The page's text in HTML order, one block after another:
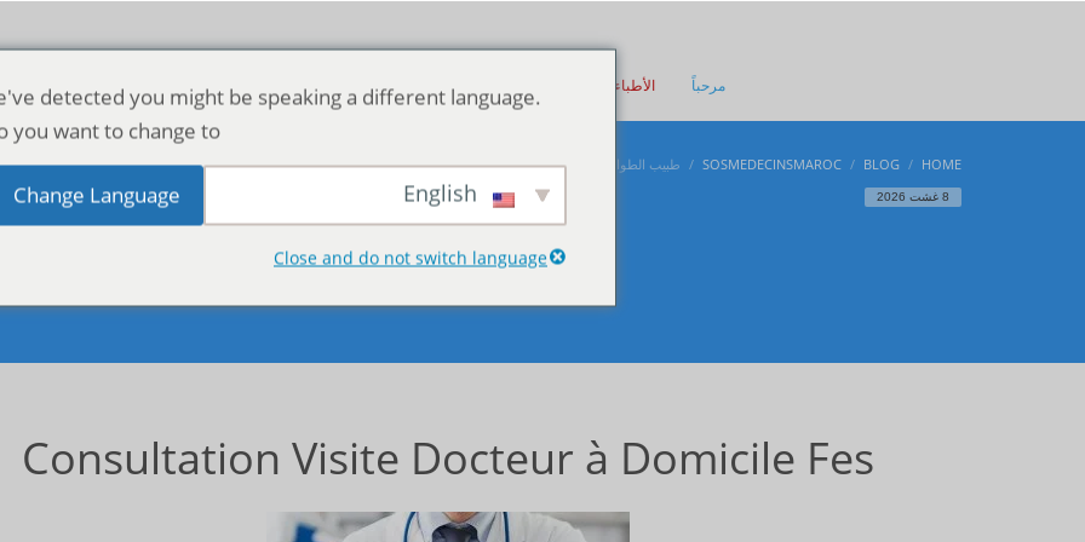
مرحباً الأطباء طبيب المنزل كازابلانكا طبيب منزلي في المغرب
HOME
BLOG
SOSMEDECINSMAROC طبيب الطوارئ في المنزل
8 غشت 2026
Consultation Visite Docteur à Domicile Fes
detected you might be speaking a different language.
you want to change to:
Change Language
Close and do not switch language